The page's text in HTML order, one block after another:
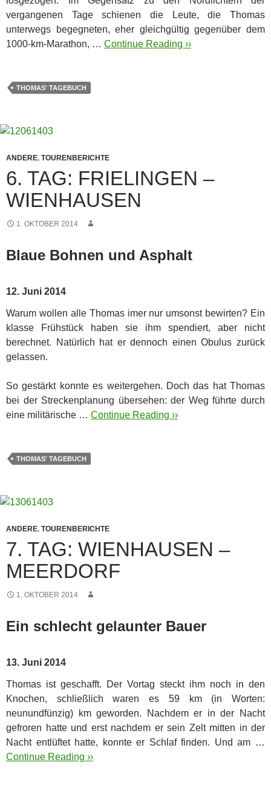
vergangenen Tageschienen die Leute, die Thomas
unterwegs begegneten, eher gleichgültig gegenüber dem
1000-km-Marathon, … Continue Reading ››
THOMAS' TAGEBUCH
ANDERE, TOURENBERICHTE
6. TAG: FRIELINGEN –
WIENHAUSEN
1. OKTOBER 2014
Blaue Bohnen und Asphalt
12. Juni 2014
Warum wollen alle Thomas imer nur umsonst bewirten? Ein
klasse Frühstück haben sie ihm spendiert, aber nicht
berechnet. Natürlich hat er dennoch einen Obulus zurück
gelassen.
So gestärkt konnte es weitergehen. Doch das hat Thomas
bei der Streckenplanung übersehen: der Weg führte durch
eine militärische … Continue Reading ››
THOMAS' TAGEBUCH
ANDERE, TOURENBERICHTE
7. TAG: WIENHAUSEN –
MEERDORF
1. OKTOBER 2014
Ein schlecht gelaunter Bauer
13. Juni 2014
Thomas ist geschafft. Der Vortag steckt ihm noch in den
Knochen, schließlich waren es 59 km (in Worten:
neunundfünzig) km geworden. Nachdem er in der Nacht
gefroren hatte und erst nachdem er sein Zelt mitten in der
Nacht entlüftet hatte, konnte er Schlaf finden. Und am …
Continue Reading ››